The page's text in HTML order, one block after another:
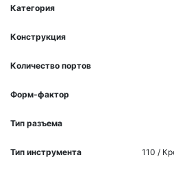
Категория
Конструкция
Количество портов
Форм-фактор
Тип разъема
Тип инструмента 110 /